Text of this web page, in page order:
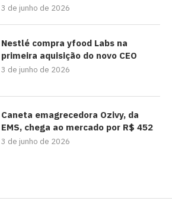
3 de junho de 2026
Nestlé compra yfood Labs na
primeira aquisição do novo CEO
3 de junho de 2026
Caneta emagrecedora Ozivy, da
EMS, chega ao mercado por R$ 452
3 de junho de 2026